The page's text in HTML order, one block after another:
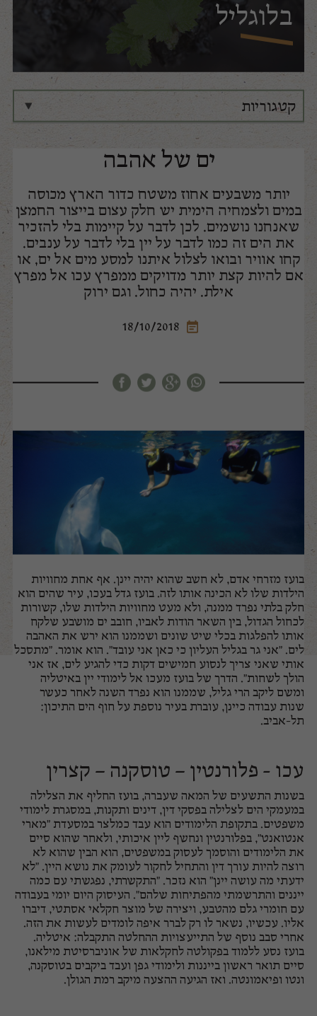
בלוגליל
קטגוריות
דבר היינן
עדכוני בציר
ים של אהבה
יותר משבעים אחוז משטח כדור הארץ מכוסה
במים ולצמחיה הימית יש חלק עצום בייצור החמצן
שאנחנו נושמים. לכן לדבר על קיימות בלי להזכיר
את הים זה כמו לדבר על יין בלי לדבר על ענבים.
קחו אוויר ובואו לצלול איתנו למסע מים אל ים, או
אם להיות קצת יותר מדויקים ממפרץ עכו אל מפרץ
אילת. יהיה כחול. וגם ירוק
18/10/2018
בועז מזרחי אדם, לא חשב שהוא יהיה יינן. אף אחת מחוויות
הילדות שלו לא הכינה אותו לזה. בועז גדל בעכו, עיר שהים הוא
חלק בלתי נפרד ממנה, ולא מעט מחוויות הילדות שלו, קשורות
לכחול הגדול, בין השאר הודות לאביו, חובב ים מושבע שלקח
אותו להפלגות בכלי שיט שונים ושממנו הוא ירש את האהבה
לים. "אני גר בגליל העליון כי כאן אני עובד". הוא אומר. "מתסכל
אותי שאני צריך לנסוע חמישים דקות כדי להגיע לים, אז אני
הולך לשחות". הדרך של בועז מעכו אל לימודי יין באיטליה
ומשם ליקב הרי גליל, שממנו הוא נפרד השנה לאחר כעשר
שנות עבודה כיינן, עוברת בעיר נוספת על חוף הים התיכון:
תל-אביב.
עכו - פלורנטין – טוסקנה – קצרין
בשנות התשעים של המאה שעברה, בועז החליף את הצלילה
במעמקי הים לצלילה בפסקי דין, דינים ותקנות, במסגרת לימודי
משפטים. בתקופת הלימודים הוא עבד כמלצר במסעדת "מארי
אנטואנט", בפלורנטין ונחשף ליין איכותי, ולאחר שהוא סיים
את הלימודים והוסמך לעסוק במשפטים, הוא הבין שהוא לא
רוצה להיות עורך דין והתחיל לחקור לעומק את נושא היין. "לא
ידעתי מה עושה יינן" הוא נזכר. "התקשרתי, נפגשתי עם כמה
ייננים והתרשמתי מהפתיחות שלהם". העיסוק היום יומי בעבודה
עם חומרי גלם מהטבע, ויצירה של מוצר חקלאי אסתטי, דיברו
אליו. עכשיו, נשאר לו רק לברר איפה לומדים לעשות את הזה.
אחרי סבב נוסף של התייעצויות ההחלטה התקבלה: איטליה.
בועז נסע ללמוד בפקולטה לחקלאות של אוניברסיטת מילאנו,
סיים תואר ראשון בייננות ולימודי גפן ועבד ביקבים בטוסקנה,
ונטו ופיאמונטה. ואז הגיעה ההצעה מיקב רמת הגולן.